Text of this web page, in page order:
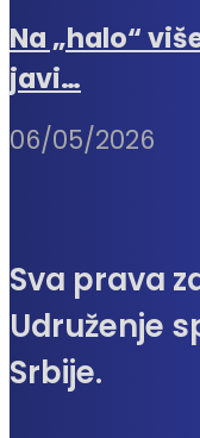
Na „halo“
javi…
06/05/2026
Sva prava
Udruženje
Srbije.